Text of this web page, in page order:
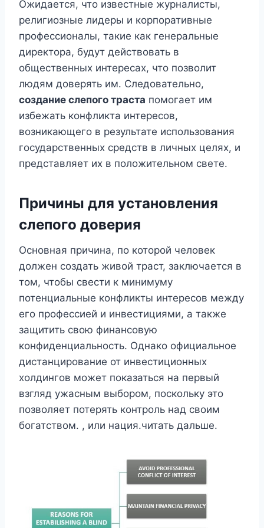
Ожидается, что известные журналисты,
религиозные лидеры и корпоративные
профессионалы, такие как генеральные
директора, будут действовать в
общественных интересах, что позволит
людям доверять им. Следовательно,
создание слепого траста помогает им
избежать конфликта интересов,
возникающего в результате использования
государственных средств в личных целях, и
представляет их в положительном свете.
Причины для установления
слепого доверия
Основная причина, по которой человек
должен создать живой траст, заключается в
том, чтобы свести к минимуму
потенциальные конфликты интересов между
его профессией и инвестициями, а также
защитить свою финансовую
конфиденциальность. Однако официальное
дистанцирование от инвестиционных
холдингов может показаться на первый
взгляд ужасным выбором, поскольку это
позволяет потерять контроль над своим
богатством. , или нация.читать дальше.